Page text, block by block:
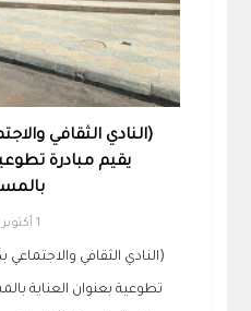
(النادي الثقافي
يقيم مبادرة
1 أكتوبر 2024
(النادي الثقافي
تطوعية بعنوان العناية